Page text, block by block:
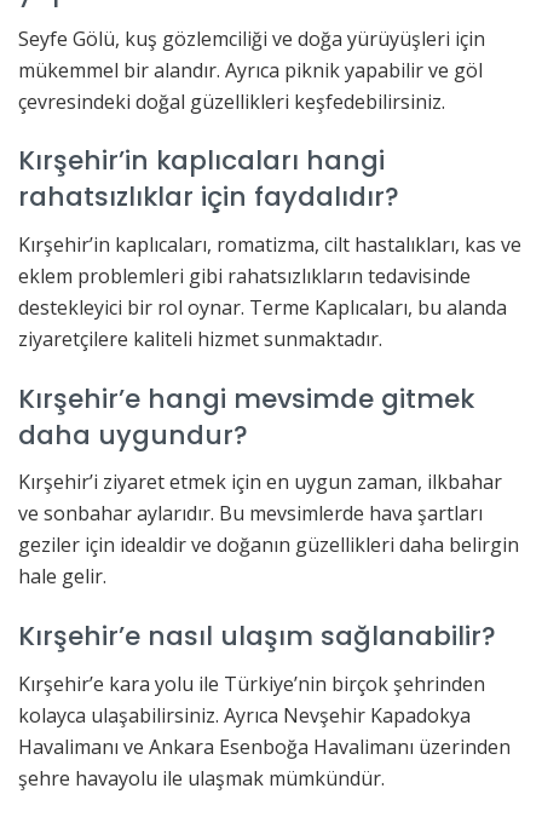
Seyfe Gölü, kuş gözlemciliği ve doğa yürüyüşleri için
mükemmel bir alandır. Ayrıca piknik yapabilir ve göl
çevresindeki doğal güzellikleri keşfedebilirsiniz.
Kırşehir’in kaplıcaları hangi
rahatsızlıklar için faydalıdır?
Kırşehir’in kaplıcaları, romatizma, cilt hastalıkları, kas ve
eklem problemleri gibi rahatsızlıkların tedavisinde
destekleyici bir rol oynar. Terme Kaplıcaları, bu alanda
ziyaretçilere kaliteli hizmet sunmaktadır.
Kırşehir’e hangi mevsimde gitmek
daha uygundur?
Kırşehir’i ziyaret etmek için en uygun zaman, ilkbahar
ve sonbahar aylarıdır. Bu mevsimlerde hava şartları
geziler için idealdir ve doğanın güzellikleri daha belirgin
hale gelir.
Kırşehir’e nasıl ulaşım sağlanabilir?
Kırşehir’e kara yolu ile Türkiye’nin birçok şehrinden
kolayca ulaşabilirsiniz. Ayrıca Nevşehir Kapadokya
Havalimanı ve Ankara Esenboğa Havalimanı üzerinden
şehre havayolu ile ulaşmak mümkündür.